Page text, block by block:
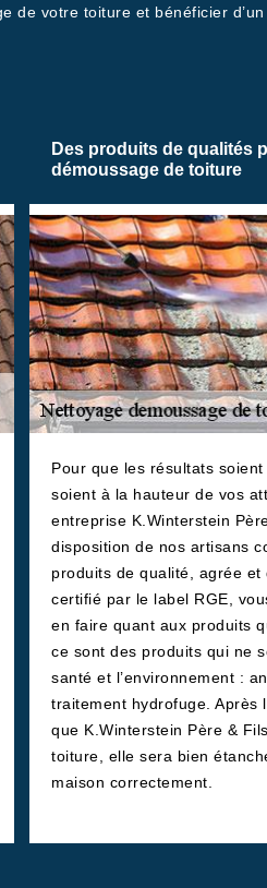
de votre toiture et bénéficier
Des produits de qualités
démoussage de toiture
Pour que les résultats
soient à la hauteur de vos
entreprise K.Winterstein
disposition de nos artisans
produits de qualité, agrée et
certifié par le label RGE,
en faire quant aux produits
ce sont des produits qui ne
santé et l’environnement :
traitement hydrofuge. Après
que K.Winterstein Père &
toiture, elle sera bien
maison correctement.